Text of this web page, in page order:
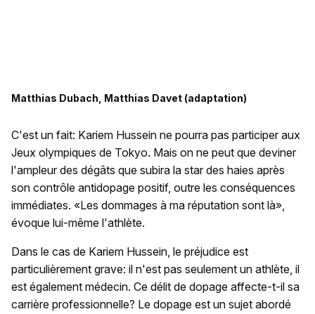
Matthias Dubach, Matthias Davet (adaptation)
C'est un fait: Kariem Hussein ne pourra pas participer aux
Jeux olympiques de Tokyo. Mais on ne peut que deviner
l'ampleur des dégâts que subira la star des haies après
son contrôle antidopage positif, outre les conséquences
immédiates. «Les dommages à ma réputation sont là»,
évoque lui-même l'athlète.
Dans le cas de Kariem Hussein, le préjudice est
particulièrement grave: il n'est pas seulement un athlète, il
est également médecin. Ce délit de dopage affecte-t-il sa
carrière professionnelle? Le dopage est un sujet abordé